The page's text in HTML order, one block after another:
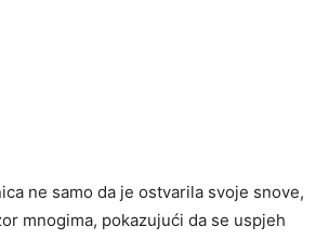
ne samo da je ostvarila svoje snove,
mnogima, pokazujući da se uspjeh